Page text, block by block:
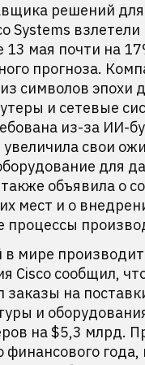
решений
Systems взлетели
13 мая почти на
прогноза.
символов эпохи
и сетевые
из-за ИИ-
увеличила свои
для
объявила о
мест и о
процессы
мире
Cisco сообщил,
заказы на
и
на $5,3 млрд.
финансового